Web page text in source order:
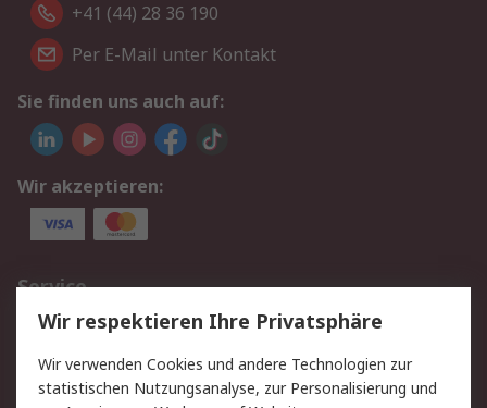
+41 (44) 28 36 190
Per E-Mail unter Kontakt
Sie finden uns auch auf:
Wir akzeptieren:
Service
Value Added Services
Lieferlösungen
Rücksendungen
Kontakt
Hilfe
Wir respektieren Ihre Privatsphäre
Wir verwenden Cookies und andere Technologien zur
statistischen Nutzungsanalyse, zur Personalisierung und